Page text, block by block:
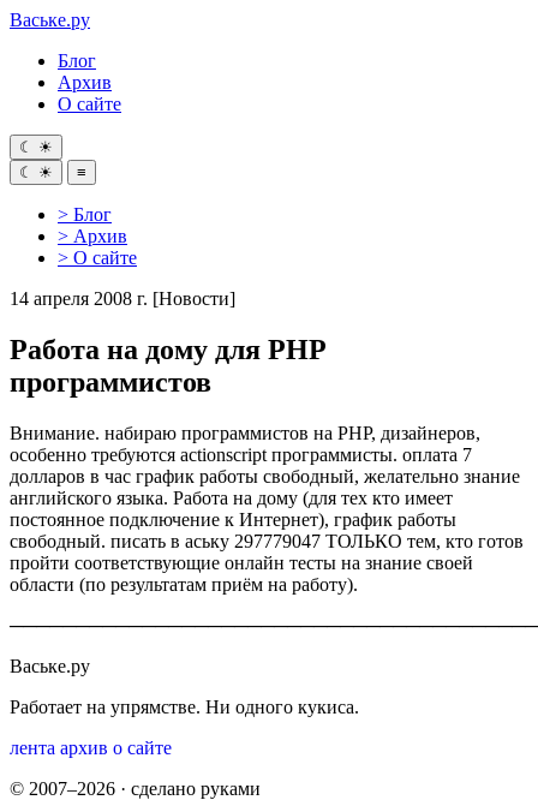
Ваське.ру
Блог
Архив
О сайте
☾
☀
☾
☀ ≡
> Блог
> Архив
> О сайте
14 апреля 2008 г. [Новости]
Работа на дому для PHP
программистов
Внимание. набираю программистов на PHP, дизайнеров,
особенно требуются actionscript программисты. оплата 7
долларов в час график работы свободный, желательно знание
английского языка. Работа на дому (для тех кто имеет
постоянное подключение к Интернет), график работы
свободный. писать в аську 297779047 ТОЛЬКО тем, кто готов
пройти соответствующие онлайн тесты на знание своей
области (по результатам приём на работу).
Ваське.ру
Работает на упрямстве. Ни одного кукиса.
лента архив о сайте
© 2007–2026 · сделано руками